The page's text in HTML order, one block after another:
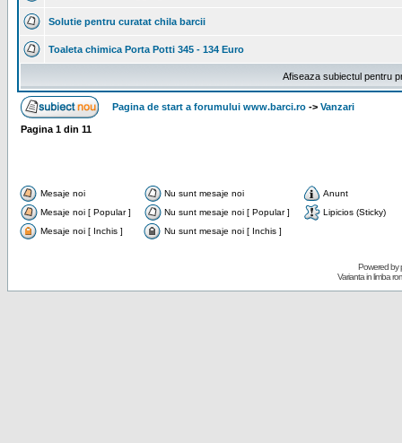
Solutie pentru curatat chila barcii
Toaleta chimica Porta Potti 345 - 134 Euro
Afiseaza subiectul pentru
Pagina de start a forumului www.barci.ro -> Vanzari
Pagina 1 din 11
Mesaje noi Nu sunt mesaje noi
Anunt
Mesaje noi [ Popular ]
Nu sunt mesaje noi [ Popular ]
Lipicios (Sticky)
Mesaje noi [ Inchis ]
Nu sunt mesaje noi [ Inchis ]
Powered by
Varianta in limba